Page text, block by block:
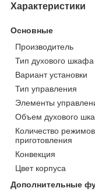
Характеристики
Основные
Производитель
Тип духового шкафа
Вариант установки
Тип управления
Элементы
Объем духового
Количество режимов
приготовления
Конвекция
Цвет корпуса
Дополнительные